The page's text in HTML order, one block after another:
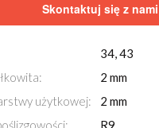
Skontaktuj się z nami
34, 43
2 mm
użytkowej:
2 mm
R9